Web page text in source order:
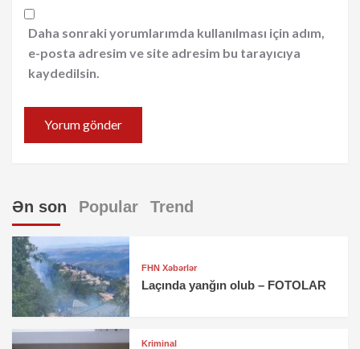
Daha sonraki yorumlarımda kullanılması için adım,
e-posta adresim ve site adresim bu tarayıcıya
kaydedilsin.
Ən son Popular Trend
FHN Xəbərlər
Laçında yanğın olub – FOTOLAR
Kriminal